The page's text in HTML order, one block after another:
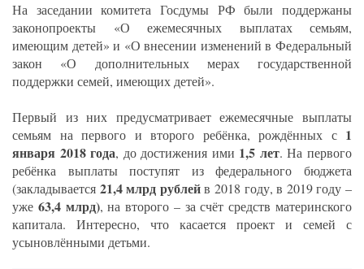
На заседании комитета Госдумы РФ были поддержаны
законопроекты «О ежемесячных выплатах семьям,
имеющим детей» и «О внесении изменений в Федеральный
закон «О дополнительных мерах государственной
поддержки семей, имеющих детей».
Первый из них предусматривает ежемесячные выплаты
семьям на первого и второго ребёнка, рождённых с 1
января 2018 года, до достижения ими 1,5 лет. На первого
ребёнка выплаты поступят из федерального бюджета
(закладывается 21,4 млрд рублейв 2018 году, в 2019 году –
уже 63,4 млрд), на второго – за счёт средств материнского
капитала. Интересно, что касается проект и семей с
усыновлёнными детьми.